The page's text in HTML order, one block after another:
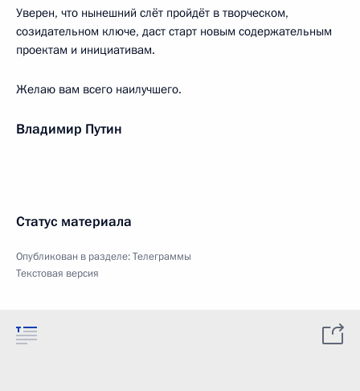
Уверен, что нынешний слёт пройдёт в творческом,
созидательном ключе, даст старт новым содержательным
проектам и инициативам.
Желаю вам всего наилучшего.
Владимир Путин
Статус материала
Опубликован в разделе:Телеграммы
Текстовая версия